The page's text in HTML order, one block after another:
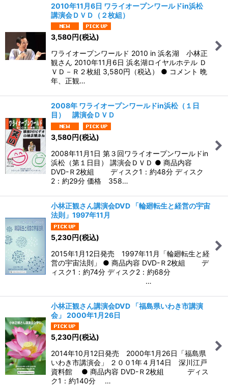
2010年11月6日 ワライオープンワールドin浜松
講演会ＤＶＤ（２枚組）
3,580円(税込)
ワライオープンワールド 2010 in 浜名湖 小林正
観さん 2010年11月6日 浜名湖ロイヤルホテル Ｄ
ＶＤ－Ｒ２枚組 3,580円（税込） ● コメント 晩
年、正観…
2008年 ワライオープンワールドin浜松（１日
目） 講演会ＤＶＤ
3,580円(税込)
2008年11月1日 第３回ワライオープンワールドin
浜松（第１日目） 講演会ＤＶＤ ● 商品内容
DVD-Ｒ2枚組 ディスク1：約48分 ディスク
2：約29分 価格 358…
小林正観さん講演会DVD 「輪廻転生と経営の宇宙
法則」1997年11月
5,230円(税込)
2015年1月12日発売 1997年11月「輪廻転生と経
営の宇宙法則」 ● 商品内容 DVD-Ｒ2枚組 デ
ィスク1：約74分 ディスク2：約68分
…
小林正観さん講演会DVD 「福島県いわき市講演
会」 2000年1月26日
5,230円(税込)
2014年10月12日発売 2000年1月26日「福島県
いわき市講演会」 ２００1年４月14日 深川江戸
資料館 ● 商品内容 DVD-Ｒ2枚組 ディス
ク1：約140分 …